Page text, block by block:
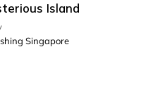
Island
Singapore